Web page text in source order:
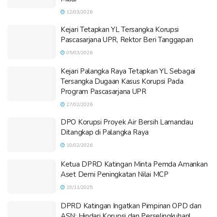
12/03/2026
Kejari Tetapkan YL Tersangka Korupsi
Pascasarjana UPR, Rektor Beri Tanggapan
05/03/2026
Kejari Palangka Raya Tetapkan YL Sebagai
Tersangka Dugaan Kasus Korupsi Pada
Program Pascasarjana UPR
27/02/2026
DPO Korupsi Proyek Air Bersih Lamandau
Ditangkap di Palangka Raya
10/02/2026
Ketua DPRD Katingan Minta Pemda Amankan
Aset Demi Peningkatan Nilai MCP
19/11/2025
DPRD Katingan Ingatkan Pimpinan OPD dan